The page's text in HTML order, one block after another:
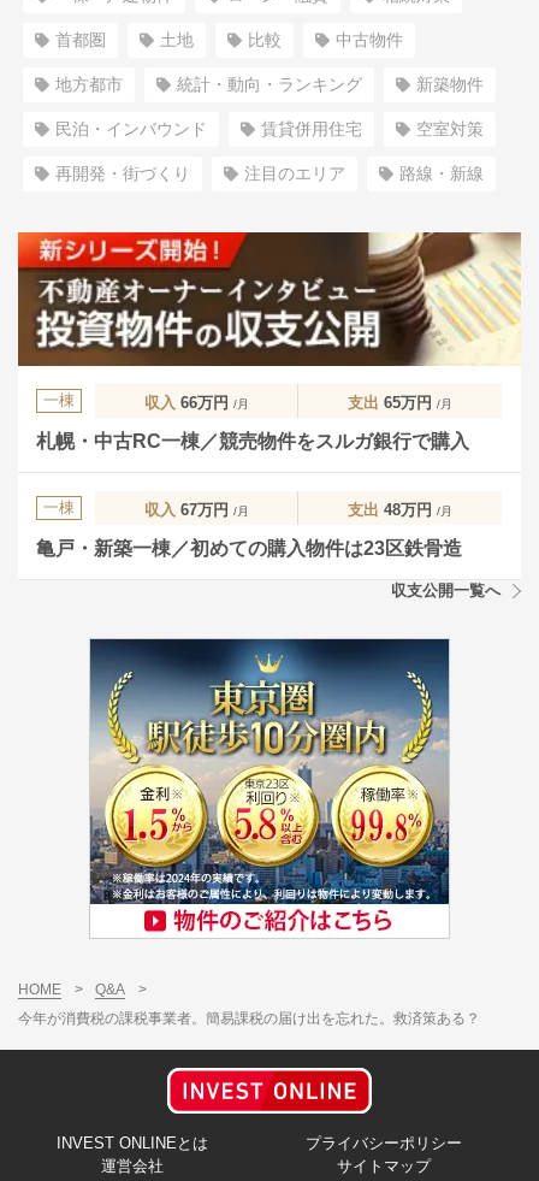
首都圏 土地 比較 中古物件
地方都市 統計・動向・ランキング 新築物件
民泊・インバウンド 賃貸併用住宅 空室対策
再開発・街づくり 注目のエリア 路線・新線
一棟 収入 66万円 /月 支出 65万円 /月
札幌・中古RC一棟／競売物件をスルガ銀行で購入
一棟 収入 67万円 /月 支出 48万円 /月
亀戸・新築一棟／初めての購入物件は23区鉄骨造
収支公開一覧へ
HOME > Q&A
>
今年が消費税の課税事業者。簡易課税の届け出を忘れた。救済策ある？
INVEST ONLINEとは
プライバシーポリシー
運営会社
サイトマップ